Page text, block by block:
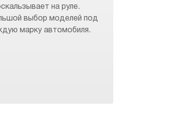
на руле.
выбор моделей под
марку автомобиля.